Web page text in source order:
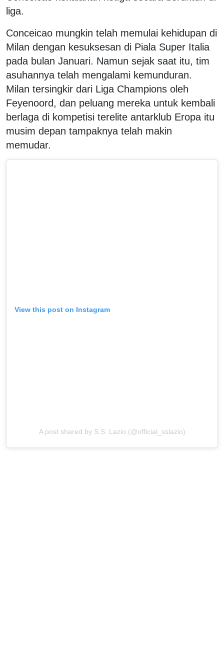
liga.
Conceicao mungkin telah memulai kehidupan di
Milan dengan kesuksesan di Piala Super Italia
pada bulan Januari. Namun sejak saat itu, tim
asuhannya telah mengalami kemunduran.
Milan tersingkir dari Liga Champions oleh
Feyenoord, dan peluang mereka untuk kembali
berlaga di kompetisi terelite antarklub Eropa itu
musim depan tampaknya telah makin
memudar.
View this post on Instagram
A post shared by S.S. Lazio (@official_sslazio)